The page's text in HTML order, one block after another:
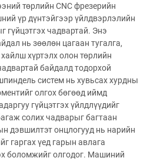
төрлийн CNC фрезерийн
үр дүнтэйгээр үйлдвэрлэлийн
гүйцэтгэх чадвартай. Энэ
нь зөөлөн цагаан тугалга,
хүртэлх олон төрлийн
байдалд тодорхой
систем нь хувьсах хурдны
олгох бөгөөд иймд
гүйцэтгэх үйлдлүүдийг
солих чадварыг багтаан
дэвшилтэт онцлогууд нь нарийн
гаргах үед гарын авлага
боломжийг олгодог. Машиний